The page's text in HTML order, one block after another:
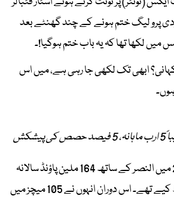
پرو لیگ ختم ہونے کے چند گھنٹے بعد
لکھا تھا کہ یہ باب ختم ہوگیا!۔
ابھی تک لکھی جا رہی ہے، میں اس
رونالڈو نے جنوری 2023 میں النصر کے ساتھ 164 ملین پاؤنڈ سالانہ
کے معاہدے پر دستخط کیے تھے۔ اس دوران انہوں نے 105 میچز میں